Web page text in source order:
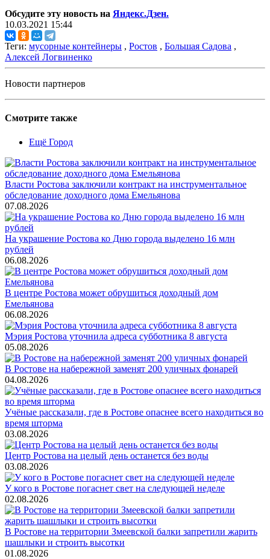
Обсудите эту новость на Яндекс.Дзен.
10.03.2021 15:44
Теги: мусорные контейнеры , Ростов , Большая Садова ,
Алексей Логвиненко
Новости партнеров
Смотрите также
Ещё Город
Власти Ростова заключили контракт на инструментальное
обследование доходного дома Емельянова
07.08.2026
На украшение Ростова ко Дню города выделено 16 млн
рублей
06.08.2026
В центре Ростова может обрушиться доходный дом
Емельянова
06.08.2026
Мэрия Ростова уточнила адреса субботника 8 августа
05.08.2026
В Ростове на набережной заменят 200 уличных фонарей
04.08.2026
Учёные рассказали, где в Ростове опаснее всего находиться во
время шторма
03.08.2026
Центр Ростова на целый день останется без воды
03.08.2026
У кого в Ростове погаснет свет на следующей неделе
02.08.2026
В Ростове на территории Змеевской балки запретили жарить
шашлыки и строить высотки
01.08.2026